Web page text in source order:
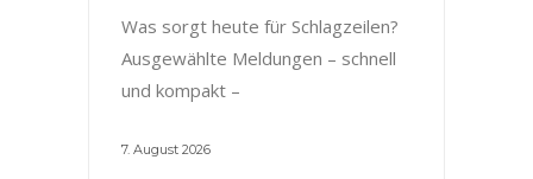
Was sorgt heute für Schlagzeilen?
Ausgewählte Meldungen – schnell
und kompakt –
7. August 2026